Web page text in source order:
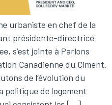
urbaniste en chef de la
présidente-directrice
s’est jointe à Parlons
Canadienne du Ciment.
de l’évolution du
politique de logement